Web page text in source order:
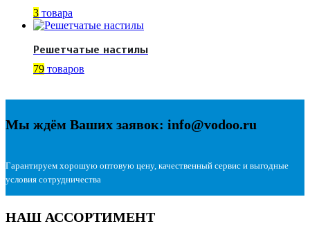
3 товара
Решетчатые настилы
79 товаров
Мы ждём Ваших заявок: info@vodoo.ru
Гарантируем хорошую оптовую цену, качественный сервис и выгодные
условия сотрудничества
НАШ АССОРТИМЕНТ